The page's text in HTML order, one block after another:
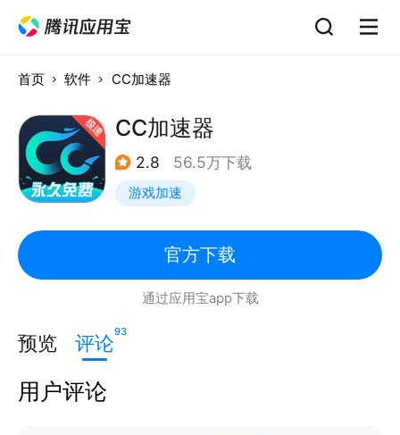
首页 软件 CC加速器
CC加速器
2.8 56.5万下载
游戏加速
官方下载
通过应用宝app下载
预览 评论93
用户评论